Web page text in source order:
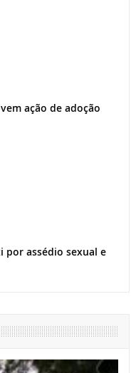
ação de adoção
por assédio sexual e